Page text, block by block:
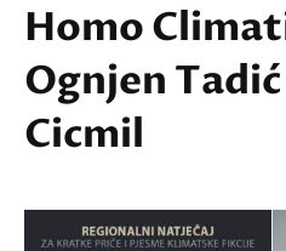
Homo
Ognjen
Cicmil